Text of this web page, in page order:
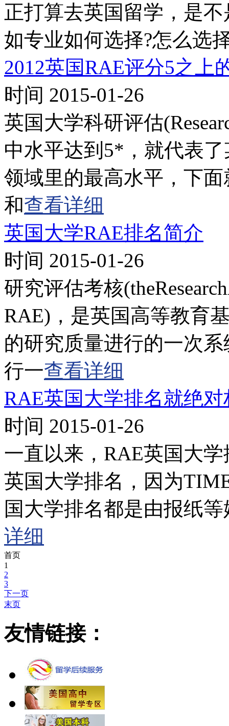
正打算去英国留学，是
如专业如何选择?怎么选
2012英国RAE评分5之上
时间 2015-01-26
英国大学科研评估
中水平达到5*，就代表
领域里的最高水平，下
和查看详细
英国大学RAE排名简介
时间 2015-01-26
研究评估考核
RAE)，是英国高等教育
的研究质量进行的一次
行一查看详细
RAE英国大学排名就绝
时间 2015-01-26
一直以来，RAE英国大
英国大学排名，因为
国大学排名都是由报纸
详细
首页
1
2
3
下一页
末页
友情链接：